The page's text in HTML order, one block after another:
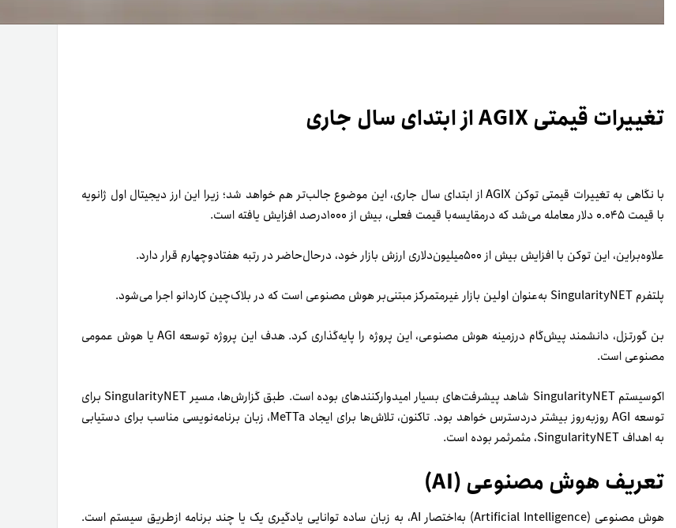
تغییرات قیمتی AGIX از ابتدای سال جاری
با نگاهی به تغییرات قیمتی توکن ‎ AGIXاز ابتدای سال جاری، این موضوع جالب‌تر هم خواهد شد؛ زیرا این ارز دیجیتال اول ژانویه
با قیمت ۰.۰۴۵ دلار معامله می‌شد که درمقایسه‌با قیمت فعلی‌، بیش از ۱۰۰۰درصد افزایش یافته است.
علاوه‌بر‌این، این توکن با افزایش بیش از ۵۰۰میلیون‌دلاری ارزش بازار خود، در‌حال‌حاضر در رتبه هفتادوچهارم قرار دارد.
پلتفرم SingularityNET به‌عنوان اولین بازار غیرمتمرکز مبتنی‌بر هوش مصنوعی است که در بلاک‌چین کاردانو اجرا می‌شود.
بن گورتزل، دانشمند پیش‌گام در‌زمینه هوش مصنوعی، این پروژه را پایه‌گذاری کرد. هدف این پروژه توسعه AGI یا هوش عمومی
مصنوعی است.
اکوسیستم SingularityNET شاهد پیشرفت‌های بسیار امیدوارکننده‎ای بوده است. طبق گزارش‌ها، مسیر SingularityNET برای
توسعه AGI روز‌به‌روز بیشتر در‌دسترس خواهد بود. تاکنون، تلاش‌ها برای ایجاد MeTTa، زبان برنامه‌نویسی مناسب برای دستیابی
به اهداف SingularityNET، مثمر‌ثمر بوده است.
تعریف هوش مصنوعی (AI)
هوش مصنوعی (Artificial Intelligence) به‌اختصار AI، به زبان ساده توانایی یادگیری یک یا چند برنامه ازطریق سیستم است.